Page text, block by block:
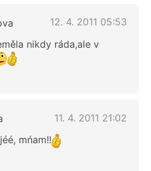
12. 4. 2011 05:53
nikdy ráda,ale v
11. 4. 2011 21:02
mńam!!